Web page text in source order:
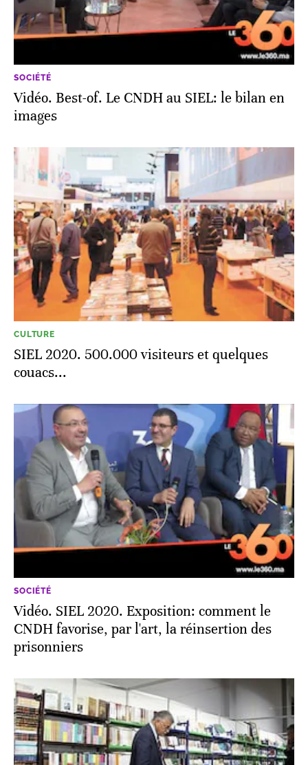
SOCIÉTÉ
Vidéo. Best-of. Le CNDH au SIEL: le bilan en
images
CULTURE
SIEL 2020. 500.000 visiteurs et quelques
couacs...
SOCIÉTÉ
Vidéo. SIEL 2020. Exposition: comment le
CNDH favorise, par l'art, la réinsertion des
prisonniers